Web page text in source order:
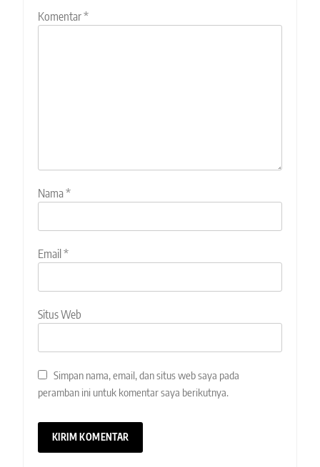
Komentar*
Nama*
Email *
Situs Web
Simpan nama, email, dan situs web saya pada
peramban ini untuk komentar saya berikutnya.